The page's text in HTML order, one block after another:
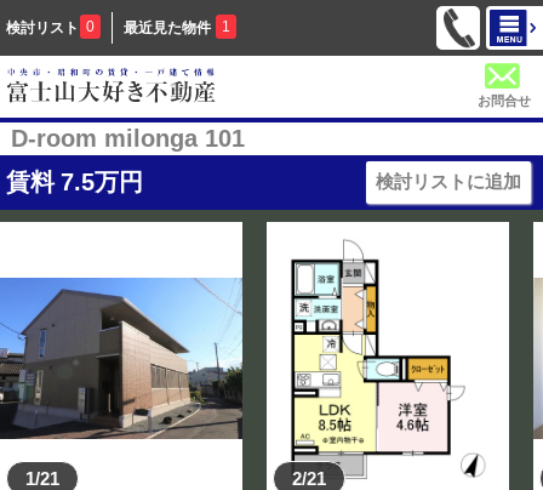
検討リスト 0 最近見た物件 1
お問合せ
D-room milonga 101
賃料 7.5万円 検討リストに追加
1/21 2/21